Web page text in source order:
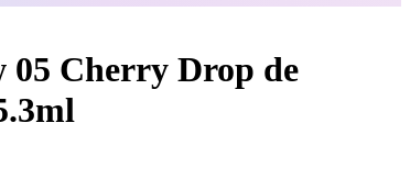
Cherry Drop de